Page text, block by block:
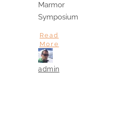
Marmor
Symposium
Read
More
admin